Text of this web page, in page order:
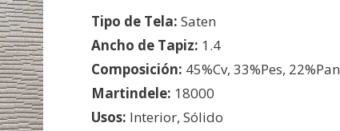
Tipo de Tela: Saten
Ancho de Tapiz: 1.4
Composición: 45%Cv, 33%Pes, 22%Pan
Martindele: 18000
Usos: Interior, Sólido